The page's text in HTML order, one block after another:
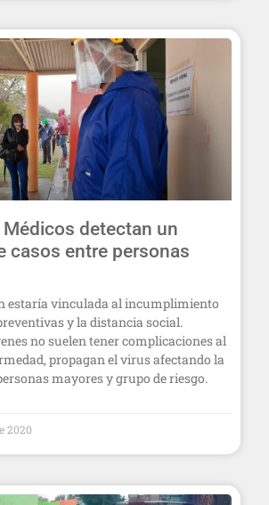
Médicos detectan un
casos entre personas
estaría vinculada al incumplimiento
y la distancia social.
no suelen tener complicaciones al
propagan el virus afectando la
mayores y grupo de riesgo.
2020